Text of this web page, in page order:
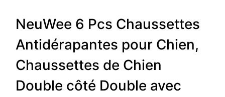
NeuWee 6 Pcs Chaussettes
Antidérapantes pour Chien,
Chaussettes de Chien
Double côté Double avec